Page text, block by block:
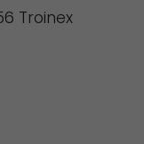
Troinex